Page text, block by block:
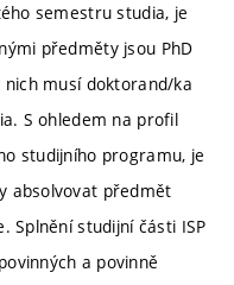
semestru studia, je
předměty jsou PhD
nich musí doktorand/ka
S ohledem na profil
studijního programu, je
absolvovat předmět
Splnění studijní části ISP
a povinně